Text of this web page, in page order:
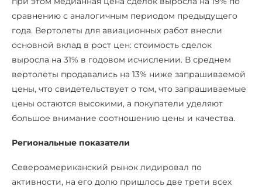
сравнению с аналогичным периодом предыдущего
года. Вертолеты для авиационных работ внесли
основной вклад в рост цен: стоимость сделок
выросла на 31% в годовом исчислении. В среднем
вертолеты продавались на 13% ниже запрашиваемой
цены, что свидетельствует о том, что запрашиваемые
цены остаются высокими, а покупатели уделяют
большое внимание соотношению цены и качества.
Региональные показатели
Североамериканский рынок лидировал по
активности, на его долю пришлось две трети всех